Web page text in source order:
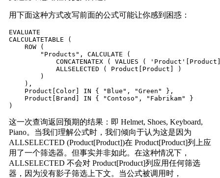
用下面这种方式改写前面的公式可能让你感到困惑：
EVALUATE
CALCULATETABLE (
    ROW (
        "Products", CALCULATE (
CONCATENATEX ( VALUES (
            ALLSELECTED ( Product[Product] )
        )
    ),
    Product[Color] IN { "Blue", "Green" },
    Product[Brand] IN { "Contoso", "Fabrikam" }
这一次查询返回预期的结果：即 Helmet, Shoes, Keyboard,
Piano。当我们理解公式时，我们倾向于认为这是因为
ALLSELECTED (Product[Product])在 Product[Product]列上应
用了一个筛选器。但事实并非如此。在这种情况下，
ALLSELECTED 不会对 Product[Product]列应用任何筛选
器，因为没有影子筛选上下文。当公式被调用时，